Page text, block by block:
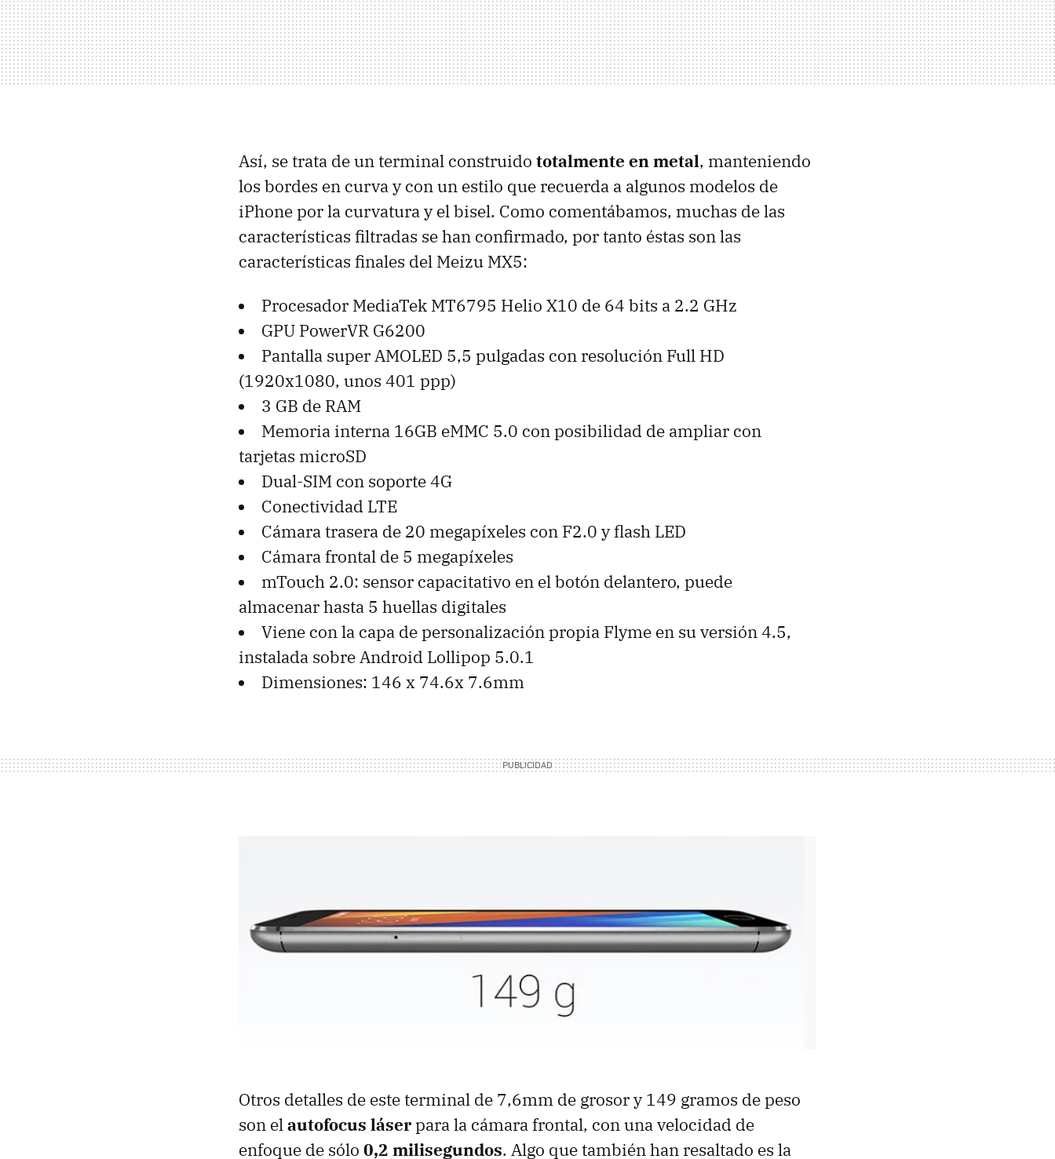
Así, se trata de un terminal construido totalmente en metal, manteniendo
los bordes en curva y con un estilo que recuerda a algunos modelos de
iPhone por la curvatura y el bisel. Como comentábamos, muchas de las
características filtradas se han confirmado, por tanto éstas son las
características finales del Meizu MX5:
Procesador MediaTek MT6795 Helio X10 de 64 bits a 2.2 GHz
GPU PowerVR G6200
Pantalla super AMOLED 5,5 pulgadas con resolución Full HD
(1920x1080, unos 401 ppp)
3 GB de RAM
Memoria interna 16GB eMMC 5.0 con posibilidad de ampliar con
tarjetas microSD
Dual-SIM con soporte 4G
Conectividad LTE
Cámara trasera de 20 megapíxeles con F2.0 y flash LED
Cámara frontal de 5 megapíxeles
mTouch 2.0: sensor capacitativo en el botón delantero, puede
almacenar hasta 5 huellas digitales
Viene con la capa de personalización propia Flyme en su versión 4.5,
instalada sobre Android Lollipop 5.0.1
Dimensiones: 146 x 74.6x 7.6mm
Otros detalles de este terminal de 7,6mm de grosor y 149 gramos de peso
son elautofocus láserpara la cámara frontal, con una velocidad de
enfoque de sólo 0,2 milisegundos. Algo que también han resaltado es la